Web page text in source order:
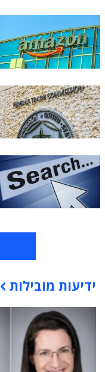
תוכן פרסומי
ידיעות מובילות